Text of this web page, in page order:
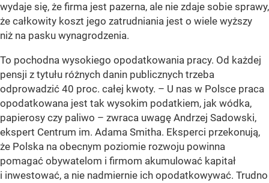
wydaje się, że firma jest pazerna, ale nie zdaje sobie sprawy,
że całkowity koszt jego zatrudniania jest o wiele wyższy
niż na pasku wynagrodzenia.
To pochodna wysokiego opodatkowania pracy. Od każdej
pensji z tytułu różnych danin publicznych trzeba
odprowadzić 40 proc. całej kwoty. – U nas w Polsce praca
opodatkowana jest tak wysokim podatkiem, jak wódka,
papierosy czy paliwo – zwraca uwagę Andrzej Sadowski,
ekspert Centrum im. Adama Smitha. Eksperci przekonują,
że Polska na obecnym poziomie rozwoju powinna
pomagać obywatelom i firmom akumulować kapitał
i inwestować, a nie nadmiernie ich opodatkowywać. Trudno